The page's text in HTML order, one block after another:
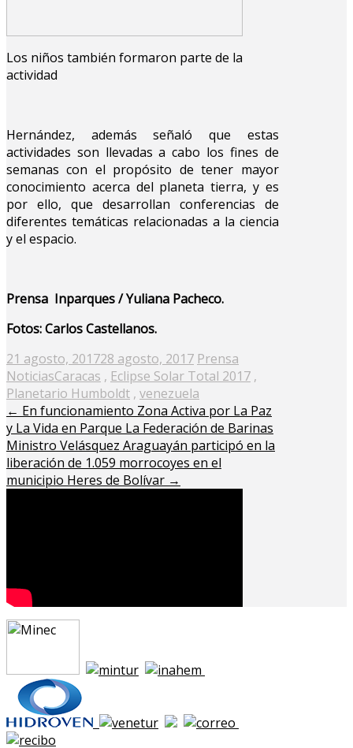
Los niños también formaron parte de la
actividad
Hernández, además señaló que estas
actividades son llevadas a cabo los fines de
semanas con el propósito de tener mayor
conocimiento acerca del planeta tierra, y es
por ello, que desarrollan conferencias de
diferentes temáticas relacionadas a la ciencia
y el espacio.
Prensa Inparques / Yuliana Pacheco.
Fotos: Carlos Castellanos.
Posted
on
21 agosto, 201728 agosto, 2017 Prensa
NoticiasCaracas , Eclipse Solar Total 2017 ,
Planetario Humboldt , venezuela
← En funcionamiento Zona Activa por La Paz
y La Vida en Parque La Federación de Barinas
Ministro Velásquez Araguayán participó en la
liberación de 1.059 morrocoyes en el
municipio Heres de Bolívar →